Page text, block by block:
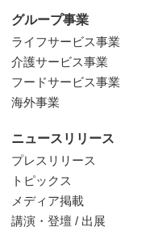
グループ事業
ライフサービス事業
介護サービス事業
フードサービス事業
海外事業
ニュースリリース
プレスリリース
トピックス
メディア掲載
講演・登壇 / 出展